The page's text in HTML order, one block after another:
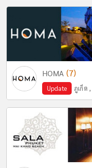
HOMA (7)
Update ภูเก็ต